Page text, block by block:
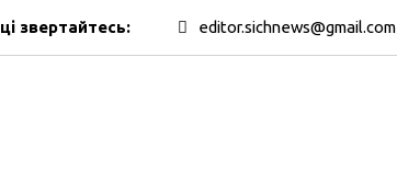
звертайтесь: editor.sichnews@gmail.com